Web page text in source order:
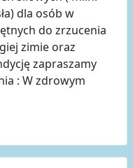
dla osób w
do zrzucenia
zimie oraz
zapraszamy
: W zdrowym